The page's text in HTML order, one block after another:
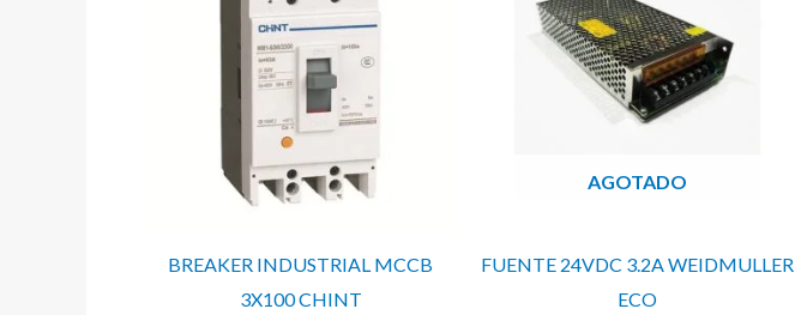
BREAKER INDUSTRIAL MCCB
3X100 CHINT
AGOTADO
FUENTE 24VDC 3.2A WEIDMULLER
ECO